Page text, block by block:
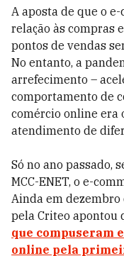
A aposta de que o
relação às compras
pontos de vendas
No entanto, a
arrefecimento –
comportamento de
comércio online era
atendimento de
Só no ano passado,
MCC-ENET, o e-
Ainda em
pela Criteo apontou
que compuseram
online pela